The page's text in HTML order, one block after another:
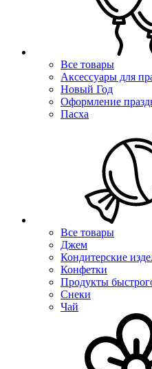
Все товары
Аксессуары для
Новый Год
Оформление
Пасха
Все товары
Джем
Кондитерские
Конфетки
Продукты
Снеки
Чай